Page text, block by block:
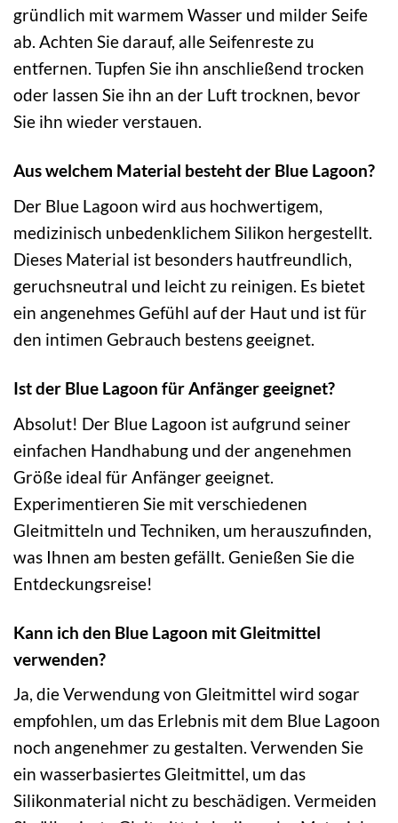
gründlich mit warmem Wasser und milder Seife
ab. Achten Sie darauf, alle Seifenreste zu
entfernen. Tupfen Sie ihn anschließend trocken
oder lassen Sie ihn an der Luft trocknen, bevor
Sie ihn wieder verstauen.
Aus welchem Material besteht der Blue Lagoon?
Der Blue Lagoon wird aus hochwertigem,
medizinisch unbedenklichem Silikon hergestellt.
Dieses Material ist besonders hautfreundlich,
geruchsneutral und leicht zu reinigen. Es bietet
ein angenehmes Gefühl auf der Haut und ist für
den intimen Gebrauch bestens geeignet.
Ist der Blue Lagoon für Anfänger geeignet?
Absolut! Der Blue Lagoon ist aufgrund seiner
einfachen Handhabung und der angenehmen
Größe ideal für Anfänger geeignet.
Experimentieren Sie mit verschiedenen
Gleitmitteln und Techniken, um herauszufinden,
was Ihnen am besten gefällt. Genießen Sie die
Entdeckungsreise!
Kann ich den Blue Lagoon mit Gleitmittel
verwenden?
Ja, die Verwendung von Gleitmittel wird sogar
empfohlen, um das Erlebnis mit dem Blue Lagoon
noch angenehmer zu gestalten. Verwenden Sie
ein wasserbasiertes Gleitmittel, um das
Silikonmaterial nicht zu beschädigen. Vermeiden